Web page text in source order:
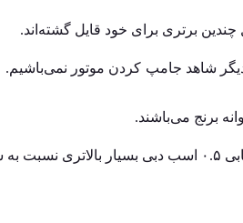
شاهد جامپ کردن موتور نمی‌باشیم. و
برنج می‌باشند.